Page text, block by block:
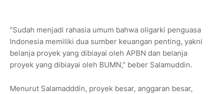
“Sudah menjadi rahasia umum bahwa oligarki penguasa
Indonesia memiliki dua sumber keuangan penting, yakni
belanja proyek yang dibiayai oleh APBN dan belanja
proyek yang dibiayai oleh BUMN,” beber Salamuddin.
Menurut Salamadddin, proyek besar, anggaran besar,